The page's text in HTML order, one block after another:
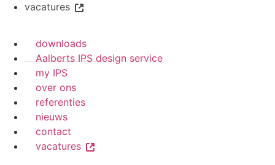
vacatures
downloads
Aalberts IPS design service
my IPS
over ons
referenties
nieuws
contact
vacatures